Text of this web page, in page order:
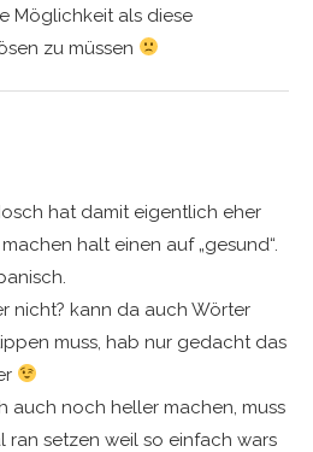
Möglichkeit als diese
zu müssen
hat damit eigentlich eher
halt einen auf „gesund“.
nicht? kann da auch Wörter
muss, hab nur gedacht das
auch noch heller machen, muss
ran setzen weil so einfach wars